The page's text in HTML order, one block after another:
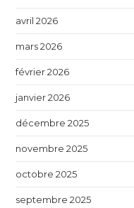
avril 2026
mars 2026
février 2026
janvier 2026
décembre 2025
novembre 2025
octobre 2025
septembre 2025